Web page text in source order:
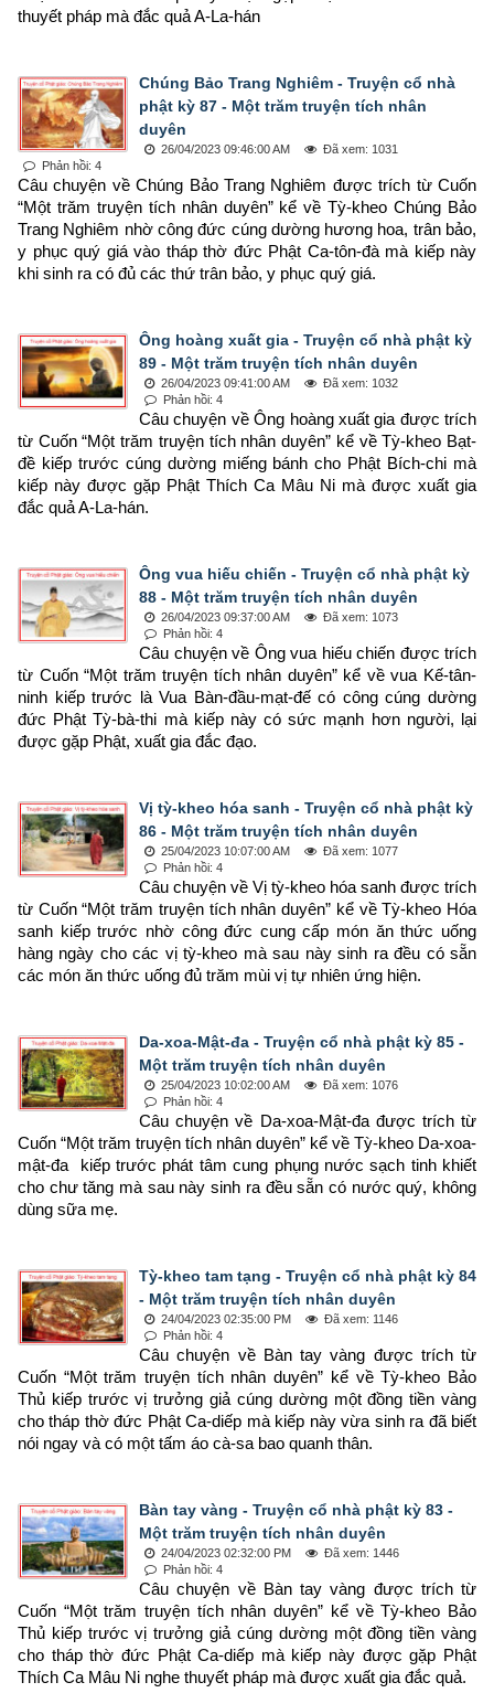
thuyết pháp mà đắc quả A-La-hán
Chúng Bảo Trang Nghiêm - Truyện cổ nhà
phật kỳ 87 - Một trăm truyện tích nhân
duyên
26/04/2023 09:46:00 AM
Đã xem: 1031
Phản hồi: 4
Câu chuyện về Chúng Bảo Trang Nghiêm được trích từ Cuốn
“Một trăm truyện tích nhân duyên” kể về Tỳ-kheo Chúng Bảo
Trang Nghiêm nhờ công đức cúng dường hương hoa, trân bảo,
y phục quý giá vào tháp thờ đức Phật Ca-tôn-đà mà kiếp này
khi sinh ra có đủ các thứ trân bảo, y phục quý giá.
Ông hoàng xuất gia - Truyện cổ nhà phật kỳ
89 - Một trăm truyện tích nhân duyên
26/04/2023 09:41:00 AM
Đã xem: 1032
Phản hồi: 4
Câu chuyện về Ông hoàng xuất gia được trích
từ Cuốn “Một trăm truyện tích nhân duyên” kể về Tỳ-kheo Bạt-
đề kiếp trước cúng dường miếng bánh cho Phật Bích-chi mà
kiếp này được gặp Phật Thích Ca Mâu Ni mà được xuất gia
đắc quả A-La-hán.
Ông vua hiếu chiến - Truyện cổ nhà phật kỳ
88 - Một trăm truyện tích nhân duyên
26/04/2023 09:37:00 AM
Đã xem: 1073
Phản hồi: 4
Câu chuyện về Ông vua hiếu chiến được trích
từ Cuốn “Một trăm truyện tích nhân duyên” kể về vua Kế-tân-
ninh kiếp trước là Vua Bàn-đầu-mạt-đế có công cúng dường
đức Phật Tỳ-bà-thi mà kiếp này có sức mạnh hơn người, lại
được gặp Phật, xuất gia đắc đạo.
Vị tỳ-kheo hóa sanh - Truyện cổ nhà phật kỳ
86 - Một trăm truyện tích nhân duyên
25/04/2023 10:07:00 AM
Đã xem: 1077
Phản hồi: 4
Câu chuyện về Vị tỳ-kheo hóa sanh được trích
từ Cuốn “Một trăm truyện tích nhân duyên” kể về Tỳ-kheo Hóa
sanh kiếp trước nhờ công đức cung cấp món ăn thức uống
hàng ngày cho các vị tỳ-kheo mà sau này sinh ra đều có sẵn
các món ăn thức uống đủ trăm mùi vị tự nhiên ứng hiện.
Da-xoa-Mật-đa - Truyện cổ nhà phật kỳ 85 -
Một trăm truyện tích nhân duyên
25/04/2023 10:02:00 AM
Đã xem: 1076
Phản hồi: 4
Câu chuyện về Da-xoa-Mật-đa được trích từ
Cuốn “Một trăm truyện tích nhân duyên” kể về Tỳ-kheo Da-xoa-
mật-đa  kiếp trước phát tâm cung phụng nước sạch tinh khiết
cho chư tăng mà sau này sinh ra đều sẵn có nước quý, không
dùng sữa mẹ.
Tỳ-kheo tam tạng - Truyện cổ nhà phật kỳ 84
- Một trăm truyện tích nhân duyên
24/04/2023 02:35:00 PM
Đã xem: 1146
Phản hồi: 4
Câu chuyện về Bàn tay vàng được trích từ
Cuốn “Một trăm truyện tích nhân duyên” kể về Tỳ-kheo Bảo
Thủ kiếp trước vị trưởng giả cúng dường một đồng tiền vàng
cho tháp thờ đức Phật Ca-diếp mà kiếp này vừa sinh ra đã biết
nói ngay và có một tấm áo cà-sa bao quanh thân.
Bàn tay vàng - Truyện cổ nhà phật kỳ 83 -
Một trăm truyện tích nhân duyên
24/04/2023 02:32:00 PM
Đã xem: 1446
Phản hồi: 4
Câu chuyện về Bàn tay vàng được trích từ
Cuốn “Một trăm truyện tích nhân duyên” kể về Tỳ-kheo Bảo
Thủ kiếp trước vị trưởng giả cúng dường một đồng tiền vàng
cho tháp thờ đức Phật Ca-diếp mà kiếp này được gặp Phật
Thích Ca Mâu Ni nghe thuyết pháp mà được xuất gia đắc quả.